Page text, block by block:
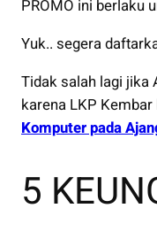
PROMO ini berlaku
Yuk.. segera
Tidak salah lagi jika
karena LKP
Komputer pada
5